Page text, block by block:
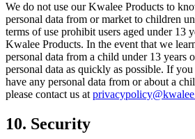
We do not use our Kwalee Products to
personal data from or market to children
terms of use prohibit users aged under 13
Kwalee Products. In the event that we
personal data from a child under 13 years
personal data as quickly as possible. If
have any personal data from or about a
please contact us at
10. Security